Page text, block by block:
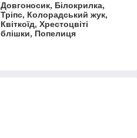
Довгоносик, Білокрилка,
Тріпс, Колорадський жук,
Квіткоїд, Хрестоцвіті
блішки, Попелиця